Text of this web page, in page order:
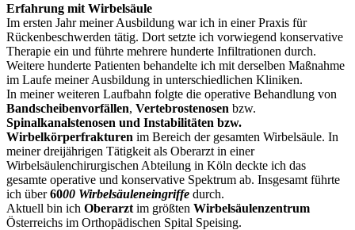
Erfahrung mit Wirbelsäule
Im ersten Jahr meiner Ausbildung war ich in einer Praxis für
Rückenbeschwerden tätig. Dort setzte ich vorwiegend konservative
Therapie ein und führte mehrere hunderte Infiltrationen durch.
Weitere hunderte Patienten behandelte ich mit derselben Maßnahme
im Laufe meiner Ausbildung in unterschiedlichen Kliniken.
In meiner weiteren Laufbahn folgte die operative Behandlung von
Bandscheibenvorfällen, Vertebrostenosen bzw.
Spinalkanalstenosen und Instabilitäten bzw.
Wirbelkörperfrakturen im Bereich der gesamten Wirbelsäule. In
meiner dreijährigen Tätigkeit als Oberarzt in einer
Wirbelsäulenchirurgischen Abteilung in Köln deckte ich das
gesamte operative und konservative Spektrum ab. Insgesamt führte
ich über6000 Wirbelsäuleneingriffe durch.
Aktuell bin ich Oberarzt im größten Wirbelsäulenzentrum
Österreichs im Orthopädischen Spital Speising.